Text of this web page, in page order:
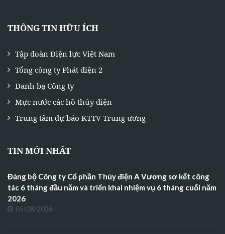
THÔNG TIN HỮU ÍCH
Tập đoàn Điện lực Việt Nam
Tổng công ty Phát điện 2
Danh bạ Công ty
Mực nước các hồ thủy điện
Trung tâm dự báo KTTV Trung ương
TIN MỚI NHẤT
Đảng bộ Công ty Cổ phần Thủy điện A Vương sơ kết công
tác 6 tháng đầu năm và triển khai nhiệm vụ 6 tháng cuối năm
2026
05/08/2026